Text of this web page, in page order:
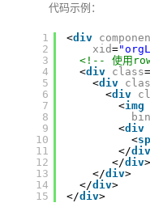
代码示例：
1
2
3
4
5
6
7
8
9
10
11
12
13
14
15
<div
xid=
<!-- 使用row
<div class=
<div
<div
<img
<div
<
</div
</div>
</div>
</div>
</div>